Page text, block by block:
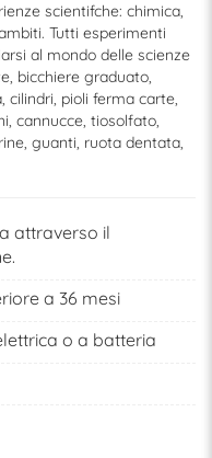
scientifche: chimica,
Tutti esperimenti
al mondo delle scienze
bicchiere graduato,
cilindri, pioli ferma carte,
cannucce, tiosolfato,
guanti, ruota dentata,
attraverso il
a 36 mesi
o a batteria